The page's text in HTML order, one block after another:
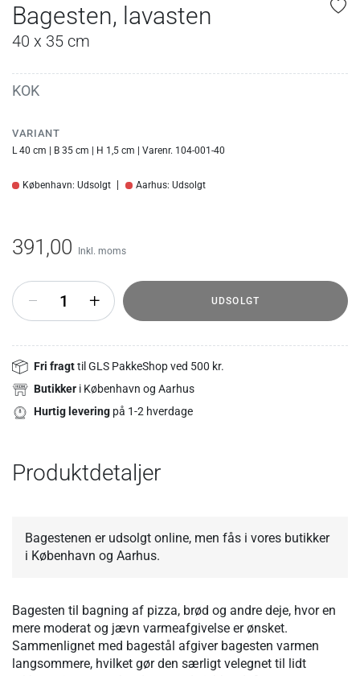
Bagesten, lavasten
40 x 35 cm
KOK
VARIANT
L 40 cm | B 35 cm | H 1,5 cm | Varenr. 104-001-40
København: Udsolgt Aarhus: Udsolgt
391,00 Inkl. moms
+ UDSOLGT
Fri fragttil GLS PakkeShop ved 500 kr.
Butikker i København og Aarhus
Hurtig levering på 1-2 hverdage
Produktdetaljer
Bagestenen er udsolgt online, men fås i vores butikker
i København og Aarhus.
Bagesten til bagning af pizza, brød og andre deje, hvor en
mere moderat og jævn varmeafgivelse er ønsket.
Sammenlignet med bagestål afgiver bagesten varmen
langsommere, hvilket gør den særligt velegnet til lidt